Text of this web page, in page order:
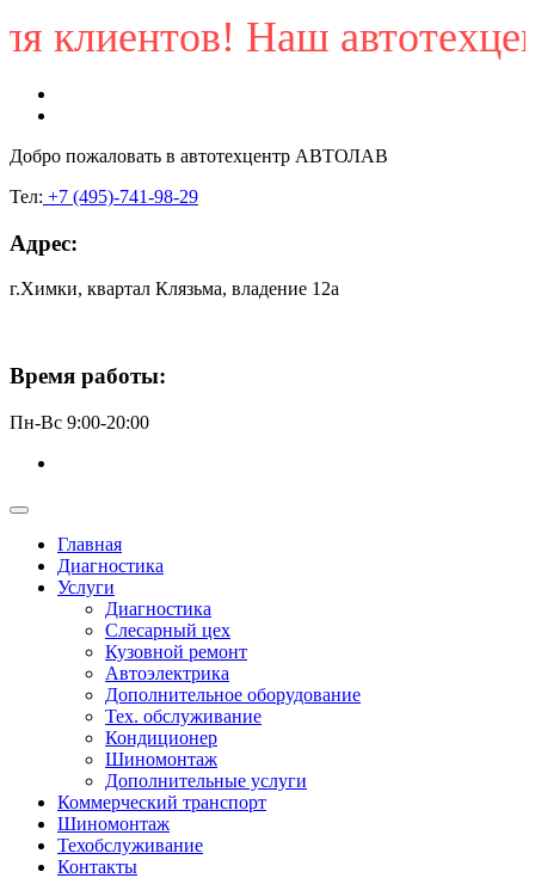
Наш
Добро пожаловать в автотехцентр АВТОЛАВ
Тел: +7 (495)-741-98-29
Адрес:
г.Химки, квартал Клязьма, владение 12а
Время работы:
Пн-Вс 9:00-20:00
Главная
Диагностика
Услуги
Диагностика
Слесарный цех
Кузовной ремонт
Автоэлектрика
Дополнительное оборудование
Тех. обслуживание
Кондиционер
Шиномонтаж
Дополнительные услуги
Коммерческий транспорт
Шиномонтаж
Техобслуживание
Контакты